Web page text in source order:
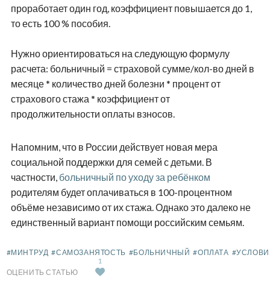
проработает один год, коэффициент повышается до 1,
то есть 100 % пособия.
Нужно ориентироваться на следующую формулу
расчета: больничный = страховой сумме/кол-во дней в
месяце * количество дней болезни * процент от
страхового стажа * коэффициент от
продолжительности оплаты взносов.
Напомним, что в России действует новая мера
социальной поддержки для семей с детьми. В
частности,больничный по уходу за ребёнком
родителям будет оплачиваться в 100-процентном
объёме независимо от их стажа. Однако это далеко не
единственный вариант помощи российским семьям.
#МИНТРУД #САМОЗАНЯТОСТЬ #БОЛЬНИЧНЫЙ #ОПЛАТА
ОЦЕНИТЬ СТАТЬЮ
1